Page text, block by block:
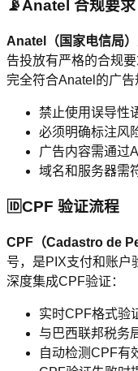
📡Anatel 合规要求
Anatel（国家电信局）
告投放有严格的合规
完全符合Anatel的广告
禁止使用误导性
必须明确标注风
广告内容需通过
域名和服务器需
🆔CPF 验证流程
CPF（Cadastro de
号，是PIX支付和账户
深度集成CPF验证：
实时CPF格式验
与巴西联邦税务
自动检测CPF有